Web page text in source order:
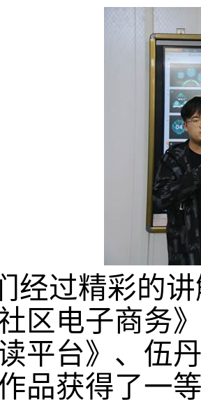
经过精彩的
区电子商务
平台》、伍
品获得了一